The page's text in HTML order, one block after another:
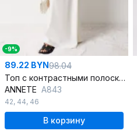
-9%
89.22 BYN98.04
Топ с контрастными полосками из трикотажного полотна
ANNETE A843
42, 44, 46
В корзину